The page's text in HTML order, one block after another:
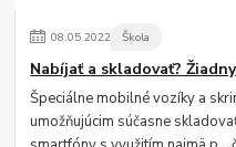
08.05.2022 Škola
Nabíjať a skladovať?
Špeciálne mobilné vozíky a
umožňujúcim súčasne